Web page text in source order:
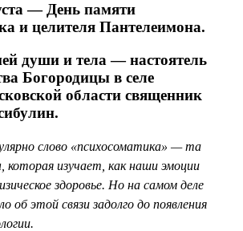
— День памяти
и целителя Пантелеимона.
души и тела — настоятель
Богородицы в селе
области священник
слово «психосоматика» — та
которая изучает, как наши эмоции
здоровье. Но на самом деле
об этой связи задолго до появления